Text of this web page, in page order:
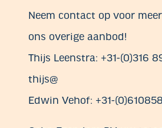
Neem contact op voor
ons overige aanbod!
Thijs Leenstra: +31-(0)316
thijs@
Edwin Vehof: +31-